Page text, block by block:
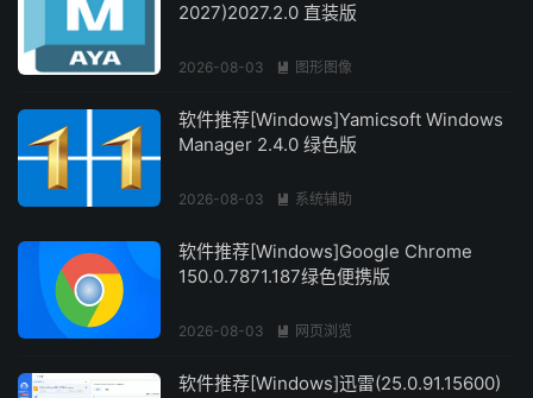
2027)2027.2.0 直装版
2026-08-03  图形图像
软件推荐[Windows]Yamicsoft Windows
Manager 2.4.0 绿色版
2026-08-03  系统辅助
软件推荐[Windows]Google Chrome
150.0.7871.187绿色便携版
2026-08-03  网页浏览
软件推荐[Windows]迅雷(25.0.91.15600)